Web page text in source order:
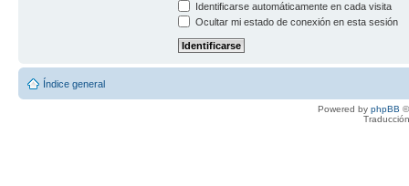
Identificarse automáticamente en cada visita
Ocultar mi estado de conexión en esta sesión
Índice general
Powered by phpBB